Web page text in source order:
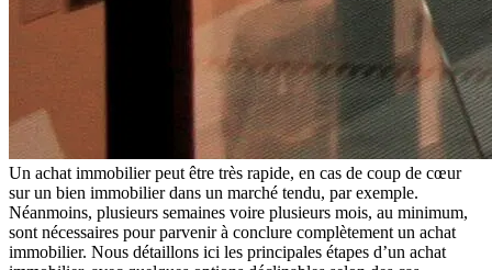
Un achat immobilier peut être très rapide, en cas de coup de cœur
sur un bien immobilier dans un marché tendu, par exemple.
Néanmoins, plusieurs semaines voire plusieurs mois, au minimum,
sont nécessaires pour parvenir à conclure complètement un achat
immobilier. Nous détaillons ici les principales étapes d’un achat